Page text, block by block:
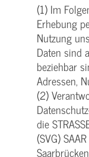
(1) Im
Erhebung
Nutzung
Daten sind
beziehbar
Adressen,
(2)
die
(SVG)